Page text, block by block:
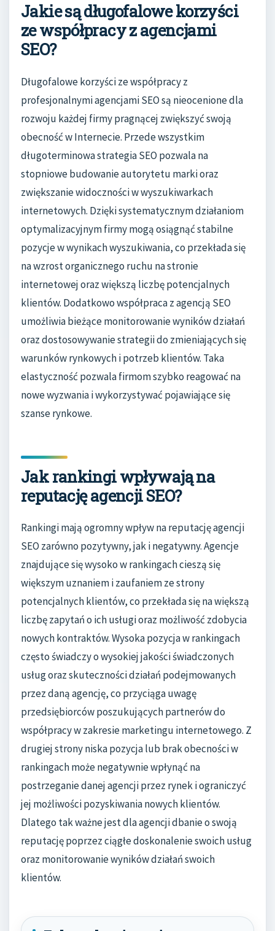
Jakie są długofalowe korzyści
ze współpracy z agencjami
SEO?
Długofalowe korzyści ze współpracy z
profesjonalnymi agencjami SEO są nieocenione dla
rozwoju każdej firmy pragnącej zwiększyć swoją
obecność w Internecie. Przede wszystkim
długoterminowa strategia SEO pozwala na
stopniowe budowanie autorytetu marki oraz
zwiększanie widoczności w wyszukiwarkach
internetowych. Dzięki systematycznym działaniom
optymalizacyjnym firmy mogą osiągnąć stabilne
pozycje w wynikach wyszukiwania, co przekłada się
na wzrost organicznego ruchu na stronie
internetowej oraz większą liczbę potencjalnych
klientów. Dodatkowo współpraca z agencją SEO
umożliwia bieżące monitorowanie wyników działań
oraz dostosowywanie strategii do zmieniających się
warunków rynkowych i potrzeb klientów. Taka
elastyczność pozwala firmom szybko reagować na
nowe wyzwania i wykorzystywać pojawiające się
szanse rynkowe.
Jak rankingi wpływają na
reputację agencji SEO?
Rankingi mają ogromny wpływ na reputację agencji
SEO zarówno pozytywny, jak i negatywny. Agencje
znajdujące się wysoko w rankingach cieszą się
większym uznaniem i zaufaniem ze strony
potencjalnych klientów, co przekłada się na większą
liczbę zapytań o ich usługi oraz możliwość zdobycia
nowych kontraktów. Wysoka pozycja w rankingach
często świadczy o wysokiej jakości świadczonych
usług oraz skuteczności działań podejmowanych
przez daną agencję, co przyciąga uwagę
przedsiębiorców poszukujących partnerów do
współpracy w zakresie marketingu internetowego. Z
drugiej strony niska pozycja lub brak obecności w
rankingach może negatywnie wpłynąć na
postrzeganie danej agencji przez rynek i ograniczyć
jej możliwości pozyskiwania nowych klientów.
Dlatego tak ważne jest dla agencji dbanie o swoją
reputację poprzez ciągłe doskonalenie swoich usług
oraz monitorowanie wyników działań swoich
klientów.